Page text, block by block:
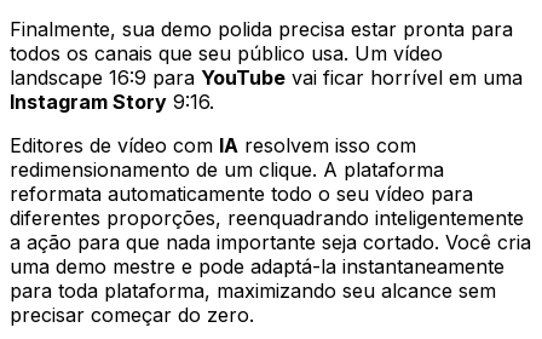
Finalmente, sua demo polida precisa estar pronta para
todos os canais que seu público usa. Um vídeo
landscape 16:9 para YouTube vai ficar horrível em uma
Instagram Story 9:16.
Editores de vídeo com IA resolvem isso com
redimensionamento de um clique. A plataforma
reformata automaticamente todo o seu vídeo para
diferentes proporções, reenquadrando inteligentemente
a ação para que nada importante seja cortado. Você cria
uma demo mestre e pode adaptá-la instantaneamente
para toda plataforma, maximizando seu alcance sem
precisar começar do zero.